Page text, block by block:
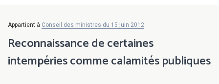
Appartient à Conseil des ministres du 15 juin 2012
Reconnaissance de certaines
intempéries comme calamités publiques